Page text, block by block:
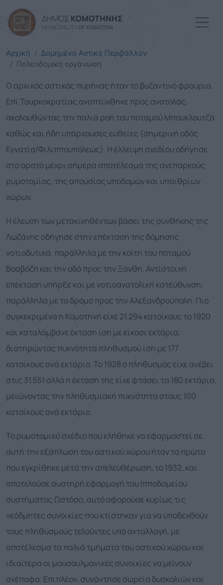
ΔΗΜΟΣ ΚΟΜΟΤΗΝΗΣ
MUNICIPALITY OF KOMOTINI
Αρχική
Δομημένο Αστικό Περιβάλλον
Πολεοδομική οργάνωση
Ο αρχικός αστικός πυρήνας ήταν το βυζαντινό φρούριο.
Επί Τουρκοκρατίας αναπτύχθηκε προς ανατολάς,
ακολουθώντας την παλιά ροή του ποταμού Μπουκλουτζά
καθώς και ήδη υπάρχουσες ευθείες (σημερινή οδός
Εγνατία/Φιλιππουπόλεως). Η έλλειψη σχεδίου οδήγησε
στο ορατό μέχρι σήμερα αποτέλεσμα της ανεπαρκούς
ρυμοτομίας, της απουσίας υποδομών και υπαιθρίων
χώρων.
Η έλευση των μετακινηθέντων βάσει της συνθήκης της
Λωζάνης οδήγησε στην επέκταση της δόμησης
νοτιοδυτικά, παράλληλα με την κοίτη του ποταμού
Βοσβόζη και την οδό προς την Ξάνθη. Αντίστοιχη
επέκταση υπήρξε και με νοτιοανατολική κατεύθυνση,
παράλληλα με το δρόμο προς την Αλεξανδρούπολη. Πιο
συγκεκριμένα η Κομοτηνή είχε 21.294 κατοίκους το 1920
και καταλάμβανε έκταση ίση με είκοσι εκτάρια,
διατηρώντας πυκνότητα πληθυσμού ίση με 177
κατοίκους ανά εκτάριο. Το 1928 ο πληθυσμός είχε ανέβει
στις 31.551 αλλά η έκταση της είχε φτάσει τα 180 εκτάρια,
μειώνοντας την πληθυσμιακή πυκνότητα στους 100
κατοίκους ανά εκτάριο.
Το ρυμοτομικό σχέδιο που κλήθηκε να εφαρμοστεί σε
αυτή την εξάπλωση του αστικού χώρου ήταν το πρώτο
που εγκρίθηκε μετά την απελευθέρωση, το 1932, και
αποτελούσε αυστηρή εφαρμογή του Ιπποδαμείου
συστήματος.Ωστόσο, αυτό αφορούσε κυρίως τις
νεόδμητες συνοικίες που κτίστηκαν για να υποδεχθούν
τους πληθυσμούς τελούντες υπό ανταλλαγή, με
αποτέλεσμα τα παλιά τμήματα του αστικού χώρου και
ιδιαίτερα οι μουσουλμανικές συνοικίες να μείνουν
ανέπαφα. Επιπλέον, συνάντησε σωρεία δυσκολιών και